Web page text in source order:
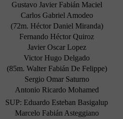
Gustavo Javier Fabián Maciel
Carlos Gabriel Amodeo
(72m. Héctor Daniel Miranda)
Fernando Héctor Quiroz
Javier Oscar Lopez
Victor Hugo Delgado
(85m. Walter Fabián De Felippe)
Sergio Omar Saturno
Antonio Ricardo Mohamed
SUP: Eduardo Esteban Basigalup
Marcelo Fabián Asteggiano